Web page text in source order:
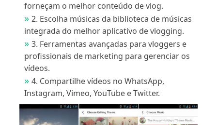
forneçam o melhor conteúdo de vlog.
2. Escolha músicas da biblioteca de músicas
integrada do melhor aplicativo de vlogging.
3. Ferramentas avançadas para vloggers e
profissionais de marketing para gerenciar os
vídeos.
4. Compartilhe vídeos no WhatsApp,
Instagram, Vimeo, YouTube e Twitter.